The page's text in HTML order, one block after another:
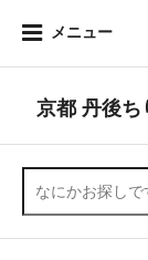
メニュー
京都 丹後